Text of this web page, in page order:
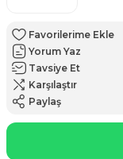
Yorum Yaz
Tavsiye Et
Karşılaştır
Paylaş